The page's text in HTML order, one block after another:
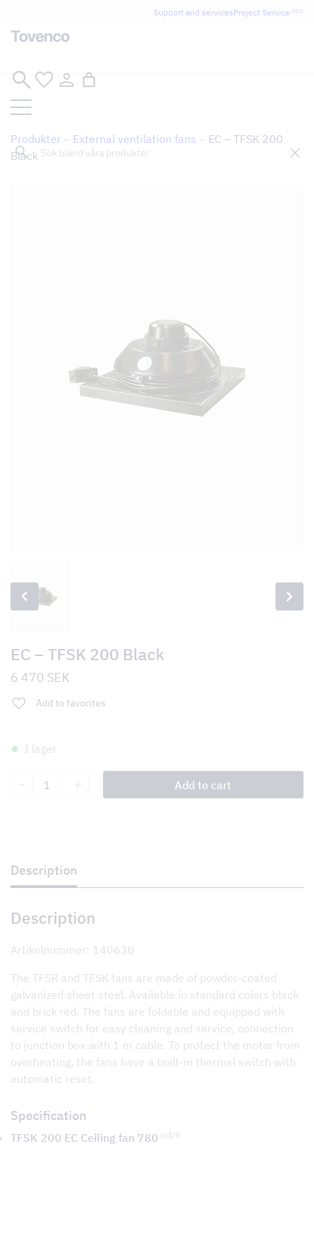
Glad Sommar! Tovencos bostadssektion håller
semesterstängt under vecka 29–31. Storköksverksamheten
Skip
content
Support and servicesProject Service PRO
Sök
Produkter – External ventilation fans – EC – TFSK 200
Black
EC – TFSK 200 Black
6 470 SEK
Add to favorites
I lager
Add to cart
Description
Description
Artikelnummer: 140630
The TFSR and TFSK fans are made of powder-coated
galvanized sheet steel. Available in standard colors black
and brick red. The fans are foldable and equipped with
service switch for easy cleaning and service, connection
to junction box with 1 m cable. To protect the motor from
overheating, the fans have a built-in thermal switch with
automatic reset.
Specification
TFSK 200 EC Ceiling fan 780 m3/h